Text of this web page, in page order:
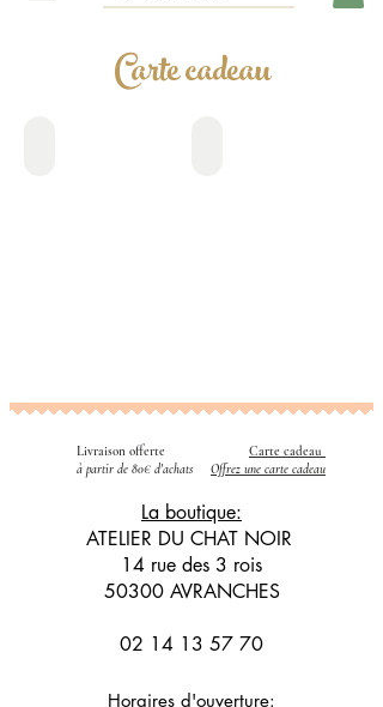
Carte cadeau
Livraison offerte
à partir de 80€ d'achats
Carte cadeau
Offrez une carte cadeau
La boutique:
ATELIER DU CHAT NOIR
14 rue des 3 rois
50300 AVRANCHES
02 14 13 57 70
Horaires d'ouverture: